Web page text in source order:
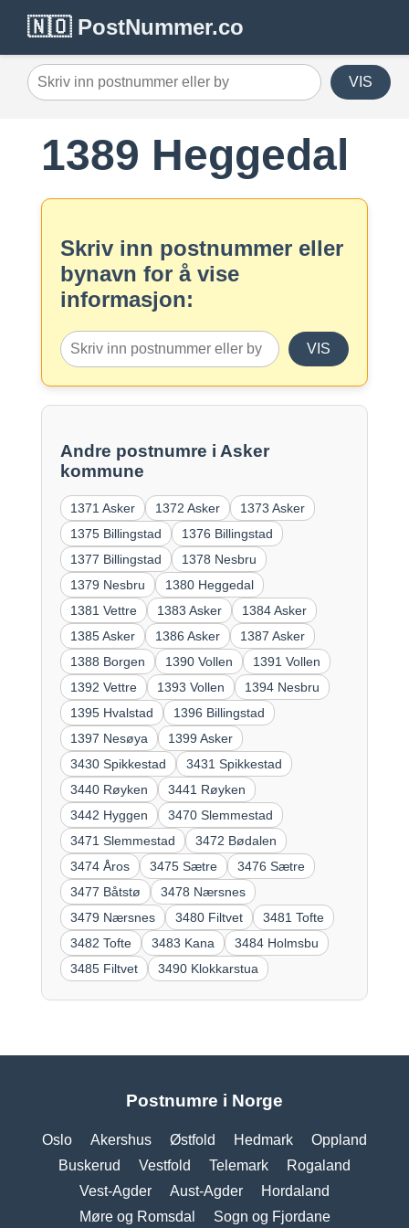
🇳🇴 PostNummer.co
VIS
1389 Heggedal
Skriv inn postnummer eller
bynavn for å vise
informasjon:
VIS
Andre postnumre i Asker
kommune
1371 Asker 1372 Asker
1373 Asker
1375 Billingstad
1376 Billingstad
1377 Billingstad
1378 Nesbru
1379 Nesbru
1380 Heggedal
1381 Vettre
1383 Asker
1384 Asker
1385 Asker
1386 Asker
1387 Asker
1388 Borgen
1390 Vollen
1391 Vollen
1392 Vettre
1393 Vollen
1394 Nesbru
1395 Hvalstad
1396 Billingstad
1397 Nesøya
1399 Asker
3430 Spikkestad
3431 Spikkestad
3440 Røyken
3441 Røyken
3442 Hyggen
3470 Slemmestad
3471 Slemmestad
3472 Bødalen
3474 Åros
3475 Sætre
3476 Sætre
3477 Båtstø
3478 Nærsnes
3479 Nærsnes
3480 Filtvet
3481 Tofte
3482 Tofte
3483 Kana
3484 Holmsbu
3485 Filtvet
3490 Klokkarstua
Postnumre i Norge
Oslo Akershus Østfold Hedmark
Oppland
Buskerud
Vestfold Telemark
Rogaland
Vest-Agder
Aust-Agder
Hordaland
Møre og Romsdal
Sogn og Fjordane